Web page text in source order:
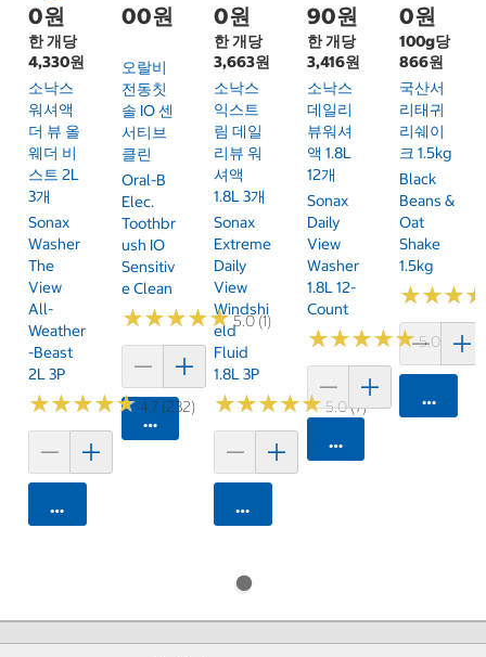
0원
한 개당
4,330원
소낙스
워셔액
더 뷰 올
웨더 비
스트 2L
3개
Sonax
Washer
The
View
All-
Weather
-Beast
2L 3P
★★★★★
★★★★★4.7 (232)
카트에 담기
00원
오랄비
전동칫
솔 IO 센
서티브
클린
Oral-B
Elec.
Toothbr
Ush IO
Sensitiv
E Clean
★★★★★
★★★★★5.0 (1)
카트에 담기
0원
한 개당
3,663원
소낙스
익스트
림 데일
리뷰 워
셔액
1.8L 3개
Sonax
Extreme
Daily
View
Windshi
Eld
Fluid
1.8L 3P
★★★★★
★★★★★5.0 (7)
카트에 담기
90원
한 개당
3,416원
소낙스
데일리
뷰워셔
액 1.8L
12개
Sonax
Daily
View
Washer
1.8L 12-
Count
★★★★★
★★★★★5.0 (6)
카트에 담기
0원
100g당
866원
국산서
리태귀
리쉐이
크 1.5kg
Black
Beans &
Oat
Shake
1.5kg
★★★
★★★
카트에